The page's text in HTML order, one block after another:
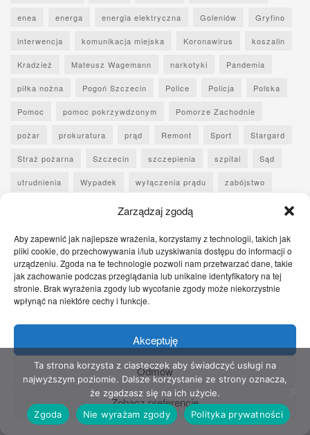
Zarządzaj zgodą
Aby zapewnić jak najlepsze wrażenia, korzystamy z technologii, takich jak
pliki cookie, do przechowywania i/lub uzyskiwania dostępu do informacji o
urządzeniu. Zgoda na te technologie pozwoli nam przetwarzać dane, takie
jak zachowanie podczas przeglądania lub unikalne identyfikatory na tej
stronie. Brak wyrażenia zgody lub wycofanie zgody może niekorzystnie
wpłynąć na niektóre cechy i funkcje.
Akceptuję
Odmów
Zobacz preferencje
enea energa energia elektryczna Goleniów Gryfino
interwencja komunikacja miejska Koronawirus koszalin
Kradzież Mateusz Wagemann narkotyki Pandemia
piłka nożna Pogoń Szczecin Police Policja Polska
Pomoc pomoc pokrzywdzonym Pomorze Zachodnie
pożar prokuratura prąd Remont Sport Stargard
Straż pożarna Szczecin szczepienia szpital Sąd
utrudnienia Wypadek wyłączenia prądu zabójstwo
zatrzymanie ZDiTM
Sfinansowano ze środków Funduszu Sprawiedliwości, którego
dysponentem jest Minister Sprawiedliwości.
Ta strona korzysta z ciasteczek aby świadczyć usługi na
najwyższym poziomie. Dalsze korzystanie ze strony oznacza,
że zgadzasz się na ich użycie.
Zgoda
Nie wyrażam zgody Polityka prywatności